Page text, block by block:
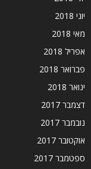
יוני 2018
מאי 2018
אפריל 2018
פברואר 2018
ינואר 2018
דצמבר 2017
נובמבר 2017
אוקטובר 2017
ספטמבר 2017